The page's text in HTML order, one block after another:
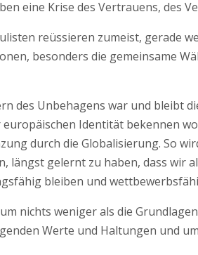
eine Krise des Vertrauens, des
reüssieren zumeist, gerade
besonders die gemeinsame
des Unbehagens war und bleibt
europäischen Identität bekennen
durch die Globalisierung. So
längst gelernt zu haben, dass wir
bleiben und
nichts weniger als die
Werte und Haltungen und